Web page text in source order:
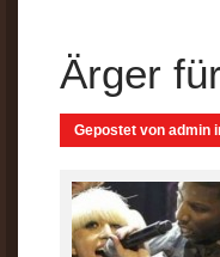
Ärger
Gepostet von admin